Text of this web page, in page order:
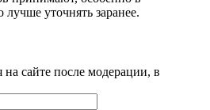
уточнять заранее.
сайте после модерации, в